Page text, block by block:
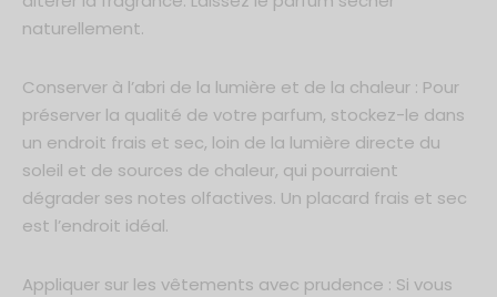
naturellement.
Conserver à l’abri de la lumière et de la chaleur : Pour
préserver la qualité de votre parfum, stockez-le dans
un endroit frais et sec, loin de la lumière directe du
soleil et de sources de chaleur, qui pourraient
dégrader ses notes olfactives. Un placard frais et sec
est l’endroit idéal.
Appliquer sur les vêtements avec prudence : Si vous